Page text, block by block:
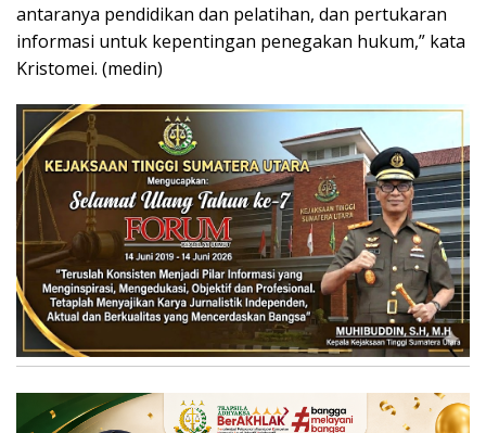
antaranya pendidikan dan pelatihan, dan pertukaran
informasi untuk kepentingan penegakan hukum,” kata
Kristomei. (medin)